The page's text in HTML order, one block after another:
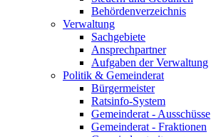
Behördenverzeichnis
Verwaltung
Sachgebiete
Ansprechpartner
Aufgaben der Verwaltung
Politik & Gemeinderat
Bürgermeister
Ratsinfo-System
Gemeinderat - Ausschüsse
Gemeinderat - Fraktionen